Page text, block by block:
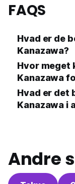
FAQS
Hvad er de
Kanazawa?
Hvor meget
Kanazawa
Hvad er det
Kanazawa i
Andre